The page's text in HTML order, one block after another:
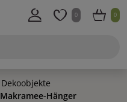
0 0
Dekoobjekte
Makramee-Hänger